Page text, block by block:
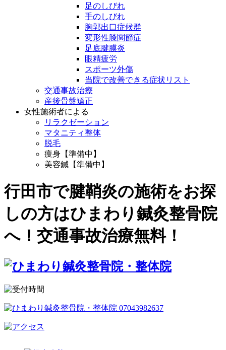
足のしびれ
手のしびれ
胸郭出口症候群
変形性膝関節症
足底腱膜炎
眼精疲労
スポーツ外傷
当院で改善できる症状リスト
交通事故治療
産後骨盤矯正
女性施術者による
リラクゼーション
マタニティ整体
脱毛
痩身【準備中】
美容鍼【準備中】
行田市で腱鞘炎の施術をお探
しの方はひまわり鍼灸整骨院
へ！交通事故治療無料！